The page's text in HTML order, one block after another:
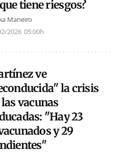
tiene riesgos?
Maneiro
2026 05:00h
ve
la crisis
vacunas
"Hay 23
y 29